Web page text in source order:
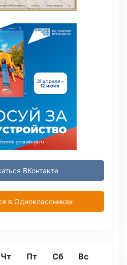
ВКонтакте
в Одноклассниках
Чт Пт Сб Вс